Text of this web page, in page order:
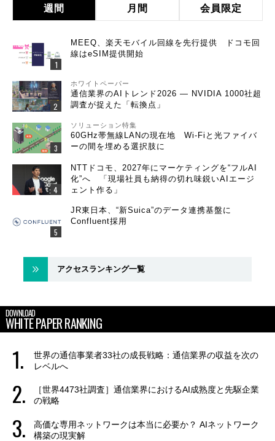
週間 月間 会員限定
MEEQ、楽天モバイル回線を先行提供 ドコモ回
線はeSIM提供開始
ホワイトペーパー
通信業界のAIトレンド2026 ― NVIDIA 1000社超
調査が捉えた「転換点」
ソリューション特集
60GHz帯無線LANの現在地 Wi-Fiと光ファイバ
ーの間を埋める選択肢に
NTTドコモ、2027年にマーケティングを“フルAI
化”へ 「現場社員も納得の切れ味鋭いAIエージ
ェント作る」
JR東日本、“新Suica”のデータ連携基盤に
Confluent採用
アクセスランキング一覧
DOWNLOAD
WHITE PAPER RANKING
世界の通信事業者33社の成長戦略：通信業界の収益を次の
レベルへ
［世界4473社調査］通信業界におけるAI成熟度と先駆企業
の戦略
高価な専用ネットワークは本当に必要か？ AIネットワーク
構築の現実解